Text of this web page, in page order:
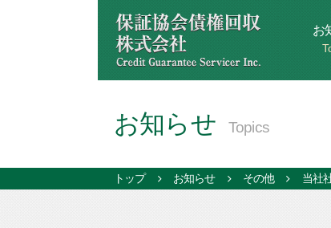
お
お知らせ Topics
トップ お知らせ その他 当社